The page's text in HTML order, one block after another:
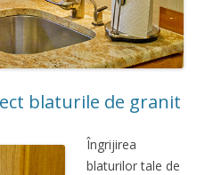
blaturile de granit
Îngrijirea
blaturilor tale de